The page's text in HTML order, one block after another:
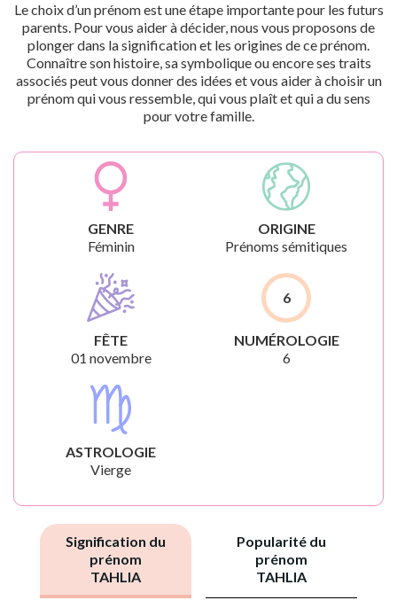
Le choix d’un prénom est une étape importante pour les futurs
parents. Pour vous aider à décider, nous vous proposons de
plonger dans la signification et les origines de ce prénom.
Connaître son histoire, sa symbolique ou encore ses traits
associés peut vous donner des idées et vous aider à choisir un
prénom qui vous ressemble, qui vous plaît et qui a du sens
pour votre famille.
GENRE
Féminin
ORIGINE
Prénoms sémitiques
FÊTE
01 novembre
6
NUMÉROLOGIE
6
ASTROLOGIE
Vierge
Signification du
prénom
TAHLIA
Popularité du
prénom
TAHLIA